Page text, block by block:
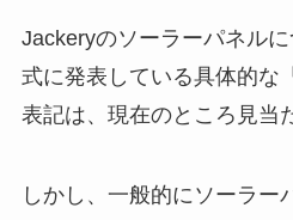
Jackeryのソーラーパネル
式に発表している具体的な
表記は、現在のところ見当
しかし、一般的にソーラー